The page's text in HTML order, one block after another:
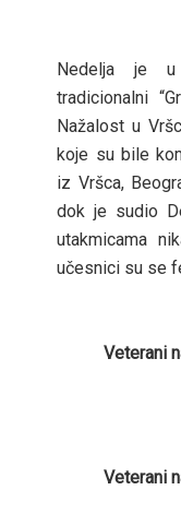
Nedelja je
tradicionalni
Nažalost u
koje su bile
iz Vršca,
dok je sudio
utakmicama
učesnici su se
Veterani
Veterani